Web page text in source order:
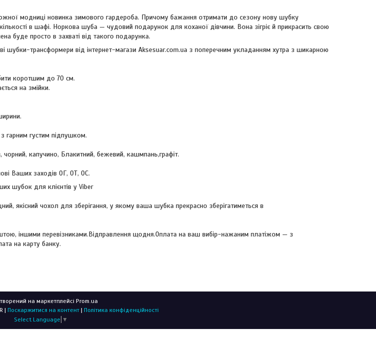
модниці новинка зимового гардероба. Причому бажання отримати до сезону нову шубку
в шафі. Норкова шуба — чудовий подарунок для коханої дівчини. Вона зігріє й прикрасить свою
буде просто в захваті від такого подарунка.
шубки-трансформери від інтернет-магази Aksesuar.com.ua з поперечним укладанням хутра з шикарною
коротшим до 70 см.
на змійки.
гарним густим підпушком.
чорний, капучино, Блакитний, бежевий, кашмпань,графіт.
Ваших заходів ОГ, ОТ, ОС.
шубок для клієнтів у Viber
якісний чохол для зберігання, у якому ваша шубка прекрасно зберігатиметься в
іншими перевізниками.Відправлення щодня.Оплата на ваш вибір-нажаним платіжом — з
на карту банку.
на маркетплейсі Prom.ua
Интернет-магазин AKSESUAR | Поскаржитися на контент | Політика конфіденційності
Select Language ▼